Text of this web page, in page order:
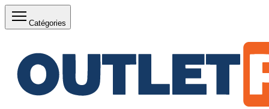
Catégories